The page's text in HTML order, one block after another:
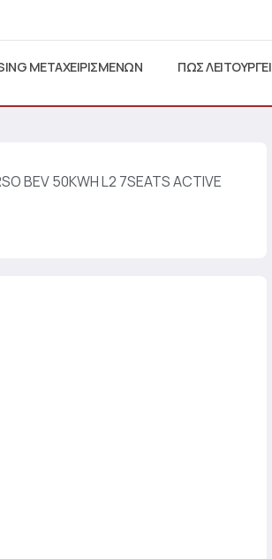
ΜΕΤΑΧΕΙΡΙΣΜΕΝΩΝ ΠΩΣ ΛΕΙΤΟΥΡΓΕΙ
BEV 50KWH L2 7SEATS ACTIVE